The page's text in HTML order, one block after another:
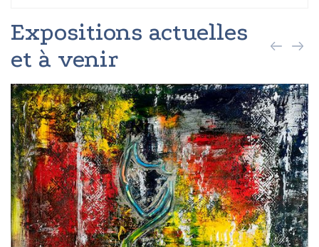
Expositions actuelles
et à venir